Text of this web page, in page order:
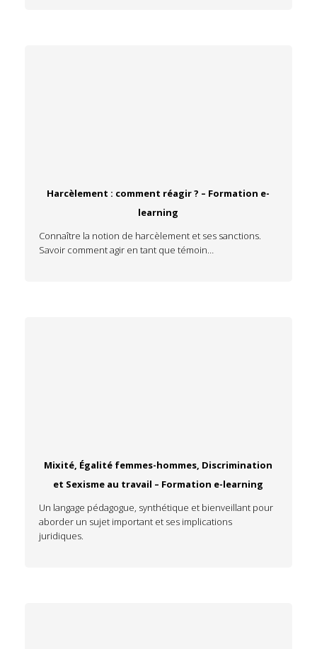
Harcèlement : comment réagir ? – Formation e-
learning
Connaître la notion de harcèlement et ses sanctions.
Savoir comment agir en tant que témoin…
Mixité, Égalité femmes-hommes, Discrimination
et Sexisme au travail – Formation e-learning
Un langage pédagogue, synthétique et bienveillant pour
aborder un sujet important et ses implications
juridiques.